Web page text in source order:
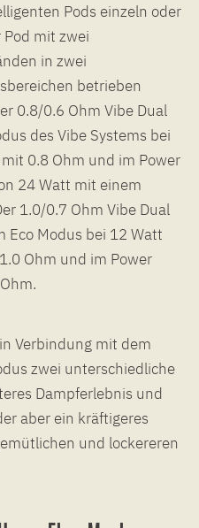
Pods einzeln oder
mit zwei
in zwei
betrieben
0.8/0.6 Ohm Vibe Dual
des Vibe Systems bei
0.8 Ohm und im Power
24 Watt mit einem
1.0/0.7 Ohm Vibe Dual
Eco Modus bei 12 Watt
Ohm und im Power
Verbindung mit dem
zwei unterschiedliche
Dampferlebnis und
aber ein kräftigeres
und lockereren